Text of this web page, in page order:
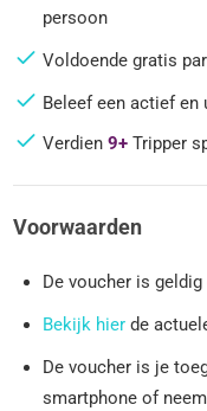
persoon
Voldoende gratis
Beleef een actief en
Verdien9+ Tripper
Voorwaarden
De voucher is
Bekijk hier de
De voucher is je
smartphone of